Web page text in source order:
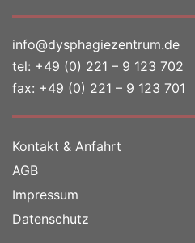
info@dysphagiezentrum.de
tel: +49 (0) 221 – 9 123 702
fax: +49 (0) 221 – 9 123 701
Kontakt & Anfahrt
AGB
Impressum
Datenschutz